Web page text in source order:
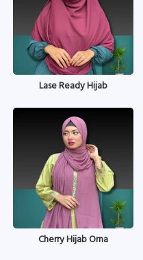
Lase Ready Hijab
Cherry Hijab Orna